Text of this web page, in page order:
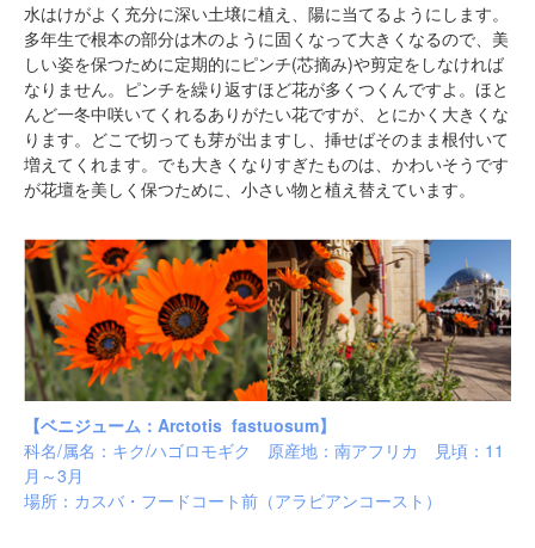
水はけがよく充分に深い土壌に植え、陽に当てるようにします。
多年生で根本の部分は木のように固くなって大きくなるので、美
しい姿を保つために定期的にピンチ(芯摘み)や剪定をしなければ
なりません。ピンチを繰り返すほど花が多くつくんですよ。ほと
んど一冬中咲いてくれるありがたい花ですが、とにかく大きくな
ります。どこで切っても芽が出ますし、挿せばそのまま根付いて
増えてくれます。でも大きくなりすぎたものは、かわいそうです
が花壇を美しく保つために、小さい物と植え替えています。
【ベニジューム：Arctotis fastuosum】
科名/属名：キク/ハゴロモギク 原産地：南アフリカ 見頃：11
月～3月
場所： カスバ・フードコート前（アラビアンコースト）